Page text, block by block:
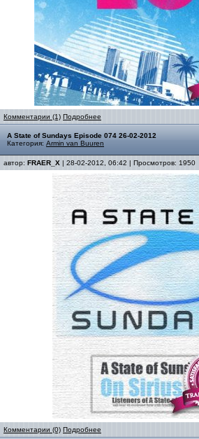
Комментарии (1) Подробнее
A State of Sundays Episode 074 26-02-2012
Категория: Armin van Buuren
автор: FRAER_X | 28-02-2012, 06:42 | Просмотров: 1950
Комментарии (0) Подробнее